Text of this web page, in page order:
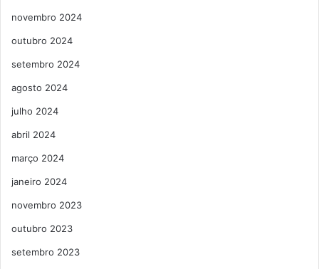
novembro 2024
outubro 2024
setembro 2024
agosto 2024
julho 2024
abril 2024
março 2024
janeiro 2024
novembro 2023
outubro 2023
setembro 2023